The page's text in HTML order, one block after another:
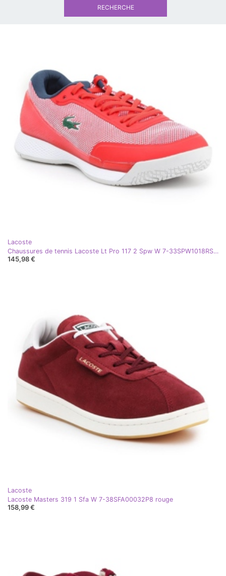
Lacoste
Chaussures de tennis Lacoste Lt Pro 117 2 Spw W 7-33SPW1018RS7 rouge
145,98 €
Lacoste
Lacoste Masters 319 1 Sfa W 7-38SFA00032P8 rouge
158,99 €
RECHERCHE